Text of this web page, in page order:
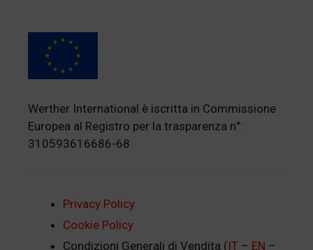
Werther International è iscritta in Commissione
Europea al Registro per la trasparenza n°:
310593616686-68
Privacy Policy
Cookie Policy
Condizioni Generali di Vendita (IT – EN –